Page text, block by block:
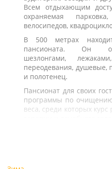
Всем отдыхающим
охраняемая
велосипедов,
В 500 метрах
пансионата. Он
шезлонгами,
переодевания, душевые,
и полотенец.
Пансионат для своих
программы по
веса, среди которых курс